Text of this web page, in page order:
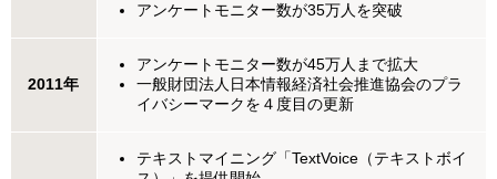
アンケートモニター数が35万人を突破
2011年
アンケートモニター数が45万人まで拡大
一般財団法人日本情報経済社会推進協会のプラ
イバシーマークを４度目の更新
テキストマイニング「TextVoice（テキストボイ